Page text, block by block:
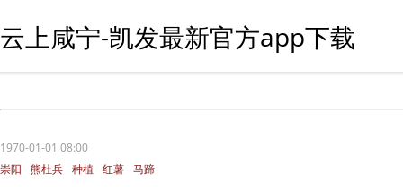
云上咸宁-凯发最新官方app下载
1970-01-01 08:00
崇阳
熊杜兵 种植 红薯 马蹄